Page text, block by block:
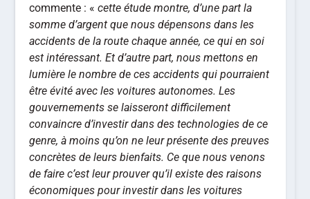
commente : «cette étude montre, d’une part la
somme d’argent que nous dépensons dans les
accidents de la route chaque année, ce qui en soi
est intéressant. Et d’autre part, nous mettons en
lumière le nombre de ces accidents qui pourraient
être évité avec les voitures autonomes. Les
gouvernements se laisseront difficilement
convaincre d’investir dans des technologies de ce
genre, à moins qu’on ne leur présente des preuves
concrètes de leurs bienfaits. Ce que nous venons
de faire c’est leur prouver qu’il existe des raisons
économiques pour investir dans les voitures